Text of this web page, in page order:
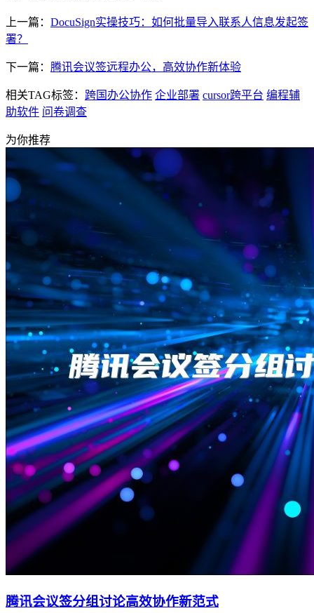
上一篇： DocuSign实操技巧：如何批量导入联系人信息发起签
署？
下一篇： 腾讯会议签远程办公，高效协作新体验
相关TAG标签： 跨国办公协作 企业部署 cursor跨平台 编程辅
助软件 问卷调查
为你推荐
腾讯会议签分组讨论高效协作新范式